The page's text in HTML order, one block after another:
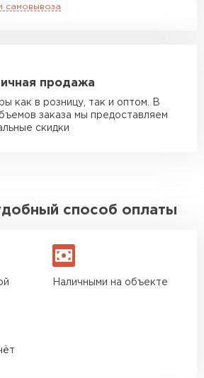
13,5 м
С ДОСТАВКОЙ
самовывоза
продажа
как в розницу, так и оптом. В
заказа мы предоставляем
скидки
способ оплаты
Наличными на объекте